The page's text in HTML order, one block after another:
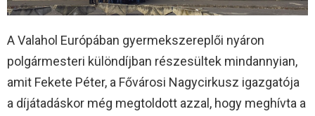
A Valahol Európában gyermekszereplői nyáron
polgármesteri különdíjban részesültek mindannyian,
amit Fekete Péter, a Fővárosi Nagycirkusz igazgatója
a díjátadáskor még megtoldott azzal, hogy meghívta a